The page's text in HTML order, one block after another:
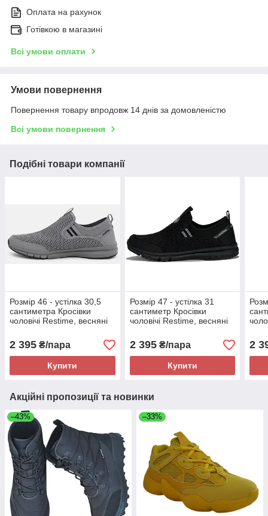
Оплата на рахунок
Готівкою в магазині
Всі умови оплати
Умови повернення
Повернення товару впродовж 14 днів за домовленістю
Всі умови повернення
Подібні товари компанії
Розмір 46 - устілка 30,5
сантиметра Кросівки
чоловічі Restime, весняні
Restime 24821
2 395 ₴/пара
Купити
Розмір 47 - устілка 31
сантиметр Кросівки
чоловічі Restime, весняні
Restime 24821
2 395₴/пара
Купити
2
Акційні пропозиції та новинки
–43% –33%